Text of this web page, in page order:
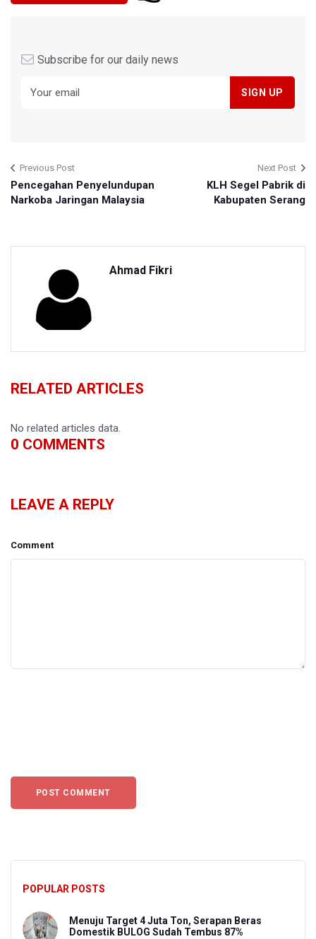
Subscribe for our daily news
Previous Post
Pencegahan Penyelundupan
Narkoba Jaringan Malaysia
Next Post
KLH Segel Pabrik di
Kabupaten Serang
Ahmad Fikri
RELATED ARTICLES
No related articles data.
0 COMMENTS
LEAVE A REPLY
Comment
POPULAR POSTS
Menuju Target 4 Juta Ton, Serapan Beras
Domestik BULOG Sudah Tembus 87%